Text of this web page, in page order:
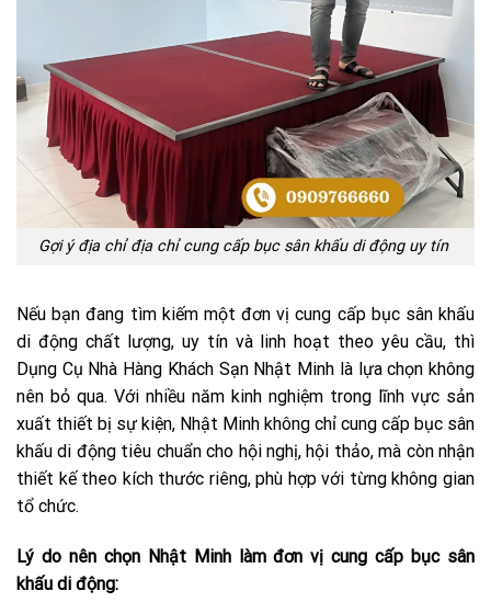
Gợi ý địa chỉ địa chỉ cung cấp bục sân khấu di động uy tín
Nếu bạn đang tìm kiếm một đơn vị cung cấp bục sân khấu
di động chất lượng, uy tín và linh hoạt theo yêu cầu, thì
Dụng Cụ Nhà Hàng Khách Sạn Nhật Minh là lựa chọn không
nên bỏ qua. Với nhiều năm kinh nghiệm trong lĩnh vực sản
xuất thiết bị sự kiện, Nhật Minh không chỉ cung cấp bục sân
khấu di động tiêu chuẩn cho hội nghị, hội thảo, mà còn nhận
thiết kế theo kích thước riêng, phù hợp với từng không gian
tổ chức.
Lý do nên chọn Nhật Minh làm đơn vị cung cấp bục sân
khấu di động: